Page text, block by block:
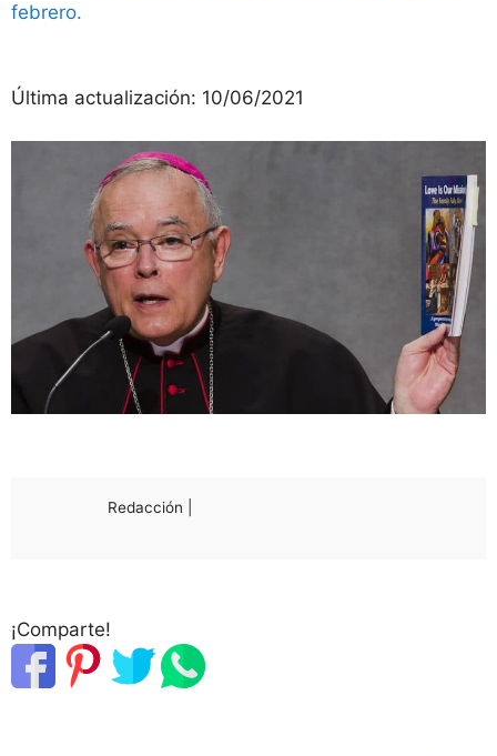
febrero.
Última actualización: 10/06/2021
Redacción |
¡Comparte!